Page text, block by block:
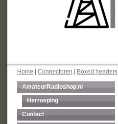
Home Connectoren Boxed headers
AmateurRadioshop.nl
Herroeping
Contact